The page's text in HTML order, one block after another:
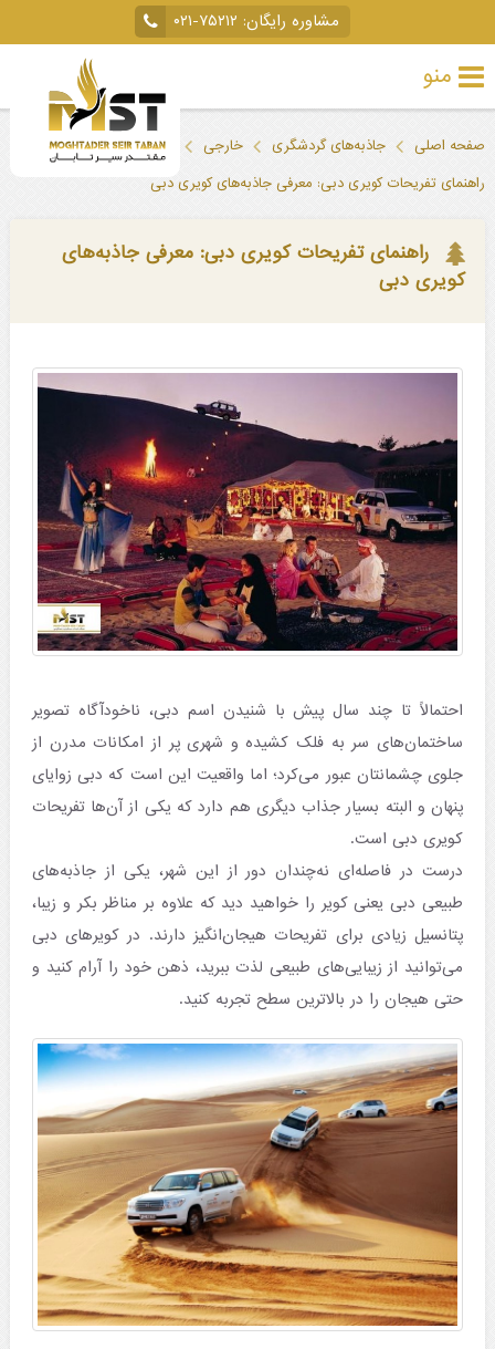
مشاوره رایگان: ۰۲۱-۷۵۲۱۲
منو
داخلی
تور
آخری
گردشگری
صفحه اصلی جاذبه‌های گردشگری خارجی
دبی
راهنمای تفریحات کویری دبی: معرفی جاذبه‌های کویری دبی
راهنمای تفریحات کویری دبی: معرفی جاذبه‌های
کویری دبی
احتمالاً تا چند سال پیش با شنیدن اسم دبی،‌ ناخودآگاه تصویر
ساختمان‌های سر به فلک کشیده و شهری پر از امکانات مدرن از
جلوی چشمانتان عبور می‌کرد؛ اما واقعیت این است که دبی زوایای
پنهان و البته بسیار جذاب دیگری هم دارد که یکی از آن‌ها تفریحات
کویری دبی است.
درست در فاصله‌ای نه‌چندان دور از این شهر، یکی از جاذبه‌های
طبیعی دبی یعنی کویر را خواهید دید که علاوه بر مناظر بکر و زیبا،
پتانسیل زیادی برای تفریحات هیجان‌انگیز دارند. در کویرهای دبی
می‌توانید از زیبایی‌های طبیعی لذت ببرید، ذهن خود را آرام کنید و
حتی هیجان را در بالاترین سطح تجربه کنید.